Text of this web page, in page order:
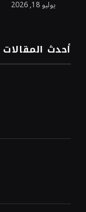
الدولار
ترقب تطورات
يوليو 18, 2026
أحدث المقالات